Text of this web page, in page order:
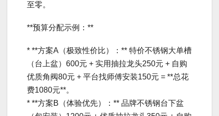
至零。
**预算分配示例：**
* **方案A（极致性价比）：** 特价不锈钢大单槽
（台上盆）600元 + 实用抽拉龙头250元 + 自购
优质角阀80元 + 平台找师傅安装150元 = **总花
费1080元**。
* **方案B（体验优先）：** 品牌不锈钢台下盆